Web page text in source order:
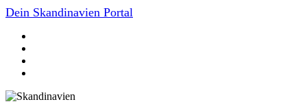
Dein Skandinavien Portal